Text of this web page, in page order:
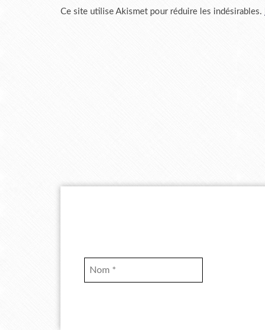
Ce site utilise Akismet pour réduire les indésirables.